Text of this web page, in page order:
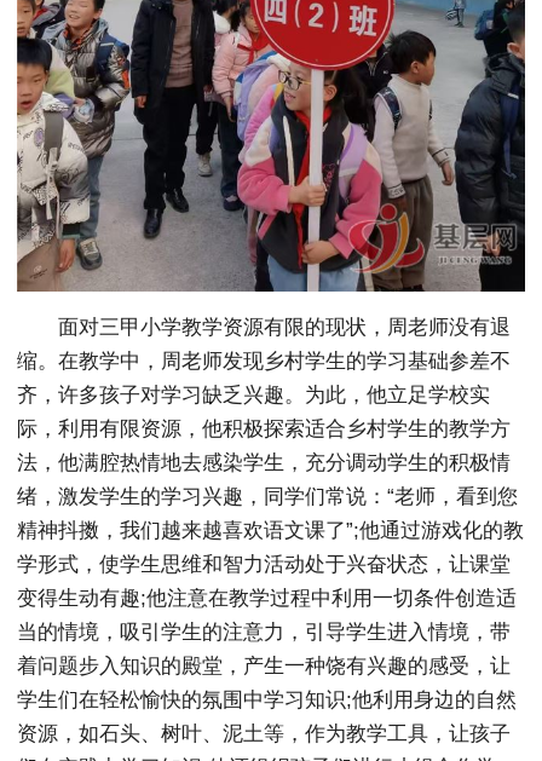
面对三甲小学教学资源有限的现状，周老师没有退
缩。在教学中，周老师发现乡村学生的学习基础参差不
齐，许多孩子对学习缺乏兴趣。为此，他立足学校实
际，利用有限资源，他积极探索适合乡村学生的教学方
法，他满腔热情地去感染学生，充分调动学生的积极情
绪，激发学生的学习兴趣，同学们常说：“老师，看到您
精神抖擞，我们越来越喜欢语文课了”;他通过游戏化的教
学形式，使学生思维和智力活动处于兴奋状态，让课堂
变得生动有趣;他注意在教学过程中利用一切条件创造适
当的情境，吸引学生的注意力，引导学生进入情境，带
着问题步入知识的殿堂，产生一种饶有兴趣的感受，让
学生们在轻松愉快的氛围中学习知识;他利用身边的自然
资源，如石头、树叶、泥土等，作为教学工具，让孩子